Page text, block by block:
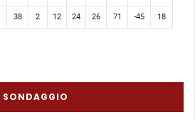
38 2 12 24 26 71 -45 18
SONDAGGIO